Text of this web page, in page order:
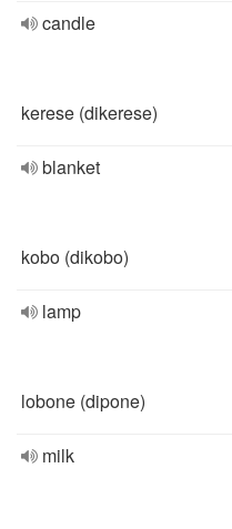
candle
kerese (dikerese)
blanket
kobo (dikobo)
lamp
lobone (dipone)
milk